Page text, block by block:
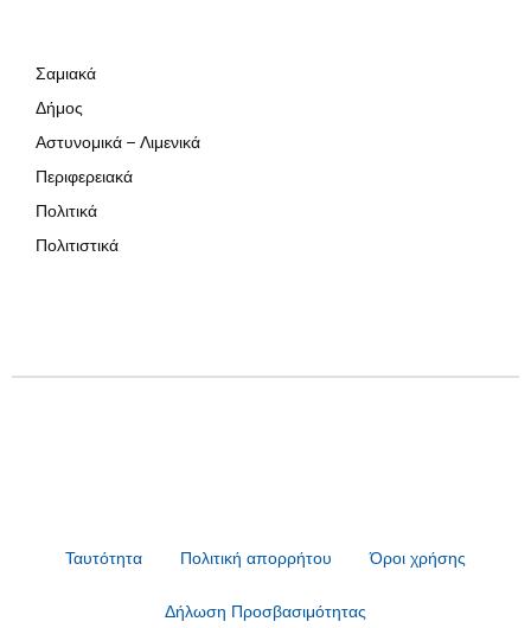
Σαμιακά
Δήμος
Αστυνομικά – Λιμενικά
Περιφερειακά
Πολιτικά
Πολιτιστικά
Ταυτότητα Πολιτική απορρήτου Όροι χρήσης
Δήλωση Προσβασιμότητας